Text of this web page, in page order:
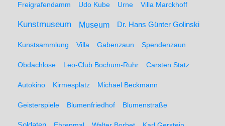
Freigrafendamm Udo Kube Urne Villa Marckhoff
Kunstmuseum Museum Dr. Hans Günter Golinski
Kunstsammlung Villa Gabenzaun Spendenzaun
Obdachlose Leo-Club Bochum-Ruhr Carsten Statz
Autokino Kirmesplatz Michael Beckmann
Geisterspiele Blumenfriedhof Blumenstraße